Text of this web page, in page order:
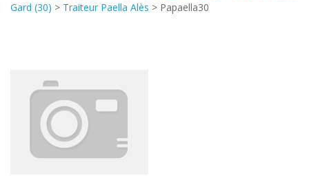
Gard (30) > Traiteur Paella Alès > Papaella30